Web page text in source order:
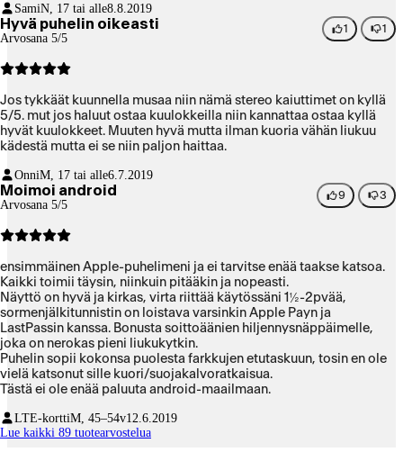
SamiN, 17 tai alle8.8.2019
Hyvä puhelin oikeasti
Arvosana 5/5
1 1
Jos tykkäät kuunnella musaa niin nämä stereo kaiuttimet on kyllä
5/5. mut jos haluut ostaa kuulokkeilla niin kannattaa ostaa kyllä
hyvät kuulokkeet. Muuten hyvä mutta ilman kuoria vähän liukuu
kädestä mutta ei se niin paljon haittaa.
OnniM, 17 tai alle6.7.2019
Moimoi android
Arvosana 5/5
9 3
ensimmäinen Apple-puhelimeni ja ei tarvitse enää taakse katsoa.
Kaikki toimii täysin, niinkuin pitääkin ja nopeasti.
Näyttö on hyvä ja kirkas, virta riittää käytössäni 1½-2pvää,
sormenjälkitunnistin on loistava varsinkin Apple Payn ja
LastPassin kanssa. Bonusta soittoäänien hiljennysnäppäimelle,
joka on nerokas pieni liukukytkin.
Puhelin sopii kokonsa puolesta farkkujen etutaskuun, tosin en ole
vielä katsonut sille kuori/suojakalvoratkaisua.
Tästä ei ole enää paluuta android-maailmaan.
LTE-korttiM, 45–54v12.6.2019
Lue kaikki 89 tuotearvostelua